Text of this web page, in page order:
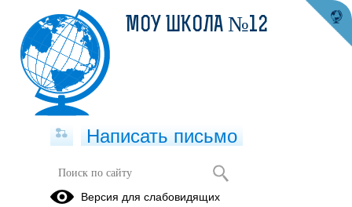
Математическая грамотность
МОУ ШКОЛА №12
Написать письмо
Версия для слабовидящих